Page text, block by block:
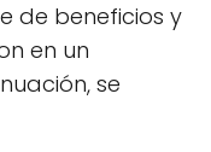
de beneficios y
en un
se